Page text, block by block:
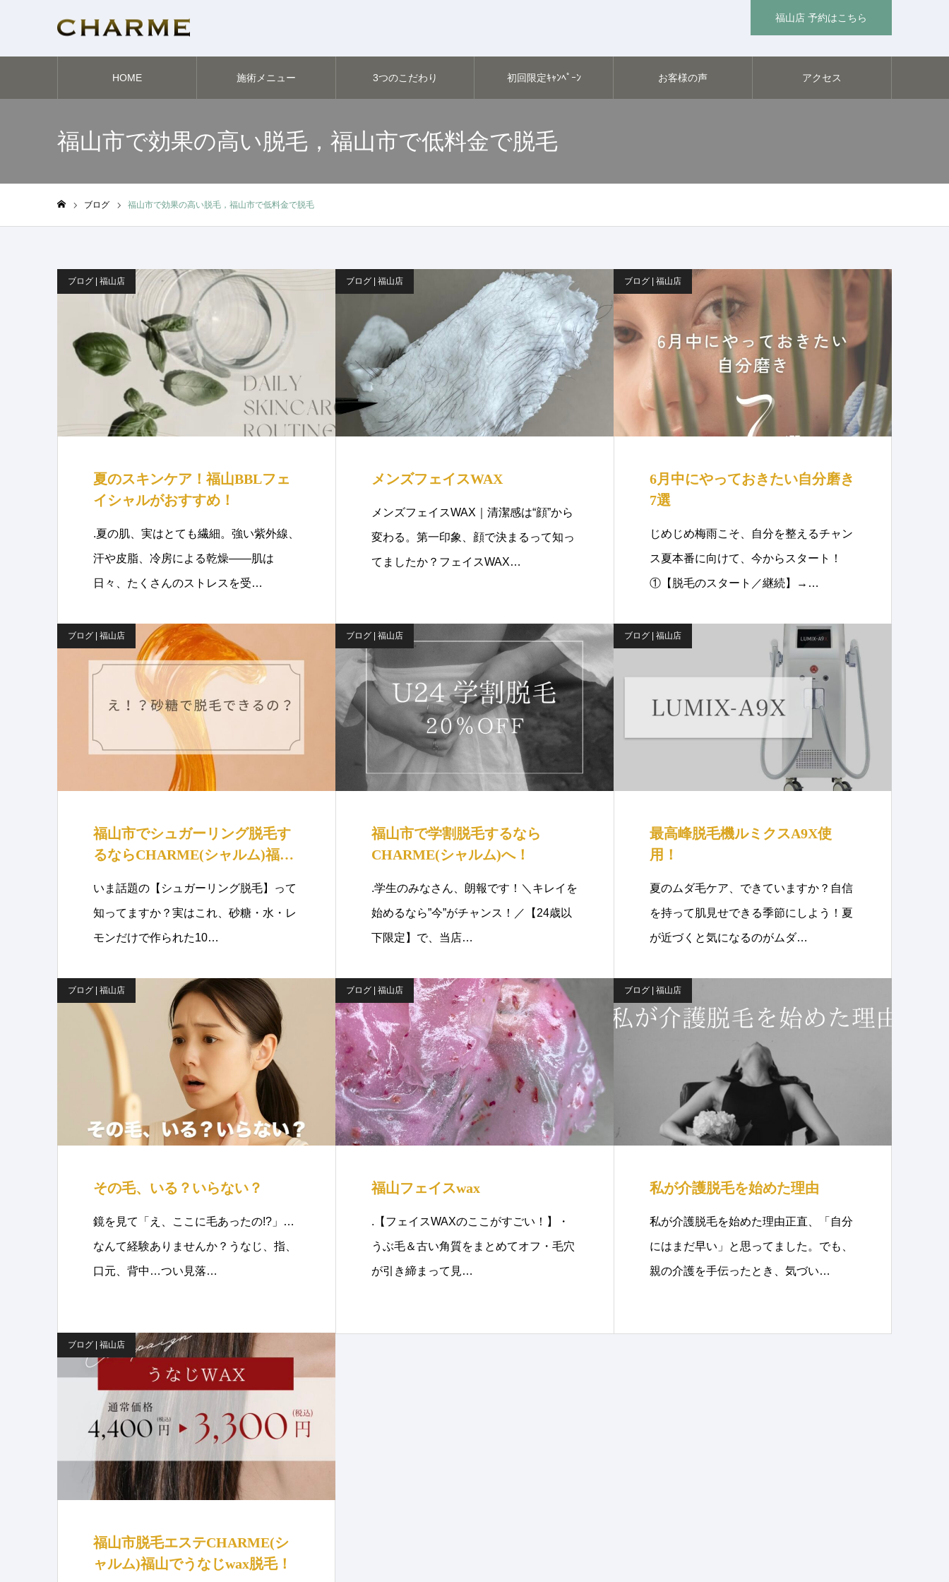
福山店 予約はこちら
HOME 施術メニュー 3つのこだわり 初回限定ｷｬﾝﾍﾟｰﾝ お客様の声 アクセス
福山市で効果の高い脱毛，福山市で低料金で脱毛
ブログ 福山市で効果の高い脱毛，福山市で低料金で脱毛
ブログ | 福山店
夏のスキンケア！福山BBLフェ
イシャルがおすすめ！
.夏の肌、実はとても繊細。強い紫外線、
汗や皮脂、冷房による乾燥——肌は
日々、たくさんのストレスを受…
ブログ | 福山店
メンズフェイスWAX
メンズフェイスWAX｜清潔感は“顔”から
変わる。第一印象、顔で決まるって知っ
てましたか？フェイスWAX…
ブログ | 福山店
6月中にやっておきたい自分磨き
7選
じめじめ梅雨こそ、自分を整えるチャン
ス夏本番に向けて、今からスタート！
①【脱毛のスタート／継続】→…
ブログ | 福山店
福山市でシュガーリング脱毛す
るならCHARME(シャルム)福山
いま話題の【シュガーリング脱毛】って
知ってますか？実はこれ、砂糖・水・レ
モンだけで作られた10…
ブログ | 福山店
福山市で学割脱毛するなら
CHARME(シャルム)へ！
.学生のみなさん、朗報です！＼キレイを
始めるなら”今”がチャンス！／【24歳以
下限定】で、当店…
ブログ | 福山店
最高峰脱毛機ルミクスA9X使
用！
夏のムダ毛ケア、できていますか？自信
を持って肌見せできる季節にしよう！夏
が近づくと気になるのがムダ…
ブログ | 福山店
その毛、いる？いらない？
鏡を見て「え、ここに毛あったの!?」…
なんて経験ありませんか？うなじ、指、
口元、背中…つい見落…
ブログ | 福山店
福山フェイスwax
.【フェイスWAXのここがすごい！】・
うぶ毛＆古い角質をまとめてオフ・毛穴
が引き締まって見…
ブログ | 福山店
私が介護脱毛を始めた理由
私が介護脱毛を始めた理由正直、「自分
にはまだ早い」と思ってました。でも、
親の介護を手伝ったとき、気づい…
ブログ | 福山店
福山市脱毛エステCHARME(シ
ャルム)福山でうなじwax脱毛！